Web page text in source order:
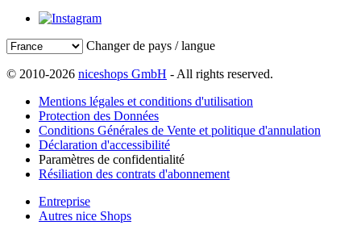
Changer de pays / langue
© 2010-2026 niceshops GmbH - All rights reserved.
Mentions légales et conditions d'utilisation
Protection des Données
Conditions Générales de Vente et politique d'annulation
Déclaration d'accessibilité
Paramètres de confidentialité
Résiliation des contrats d'abonnement
Entreprise
Autres nice Shops